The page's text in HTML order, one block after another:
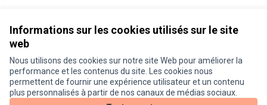
Informations sur les cookies utilisés sur le site
web
Nous utilisons des cookies sur notre site Web pour améliorer la
performance et les contenus du site. Les cookies nous
permettent de fournir une expérience utilisateur et un contenu
plus personnalisés à partir de nos canaux de médias sociaux.
Conditions d'utilisation
Paramètres des cookies
Je participe ! sur X
(Lien externe)
Je participe ! sur Facebook
Je participe ! sur Instagram